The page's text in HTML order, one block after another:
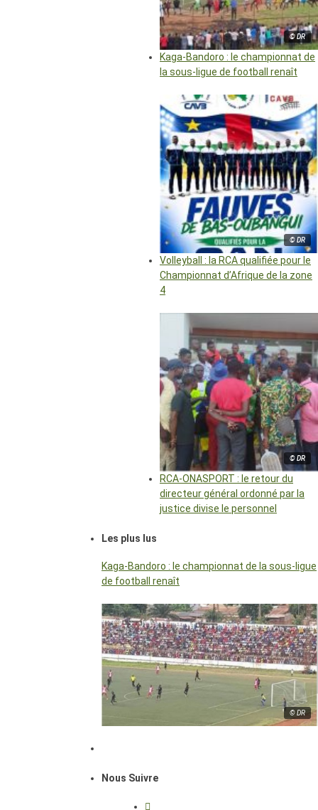
© DR
Kaga-Bandoro : le championnat de
la sous-ligue de football renaît
© DR
Volleyball : la RCA qualifiée pour le
Championnat d’Afrique de la zone
4
© DR
RCA-ONASPORT : le retour du
directeur général ordonné par la
justice divise le personnel
Les plus lus
Kaga-Bandoro : le championnat de la sous-ligue
de football renaît
© DR
Nous Suivre